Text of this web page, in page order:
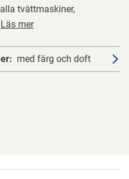
tvättmaskiner,
Läs mer
med färg och doft